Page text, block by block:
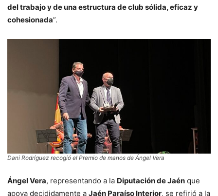
del trabajo y de una estructura de club sólida, eficaz y
cohesionada”.
Dani Rodríguez recogió el Premio de manos de Ángel Vera
Ángel Vera, representando a la Diputación de Jaén que
apoya decididamente a Jaén Paraíso Interior, se refirió a la